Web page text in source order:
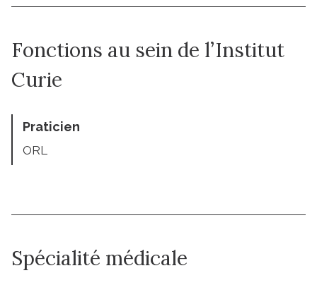
Fonctions au sein de l’Institut
Curie
Praticien
ORL
Spécialité médicale